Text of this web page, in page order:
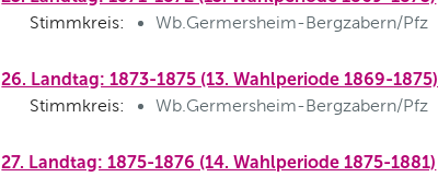
Stimmkreis: Wb.Germersheim-Bergzabern/Pfz
26. Landtag: 1873-1875 (13. Wahlperiode 1869-1875)
Stimmkreis: Wb.Germersheim-Bergzabern/Pfz
27. Landtag: 1875-1876 (14. Wahlperiode 1875-1881)